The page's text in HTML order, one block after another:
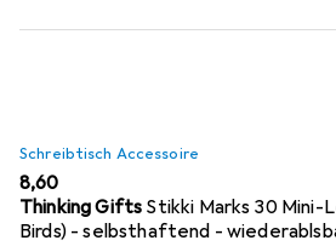
Schreibtisch Accessoire
EUR
8,60
Thinking Gifts Stikki Marks 30
Birds) - selbsthaftend -